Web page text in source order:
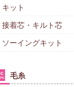
キット
接着芯・キルト芯
ソーイングキット
毛糸